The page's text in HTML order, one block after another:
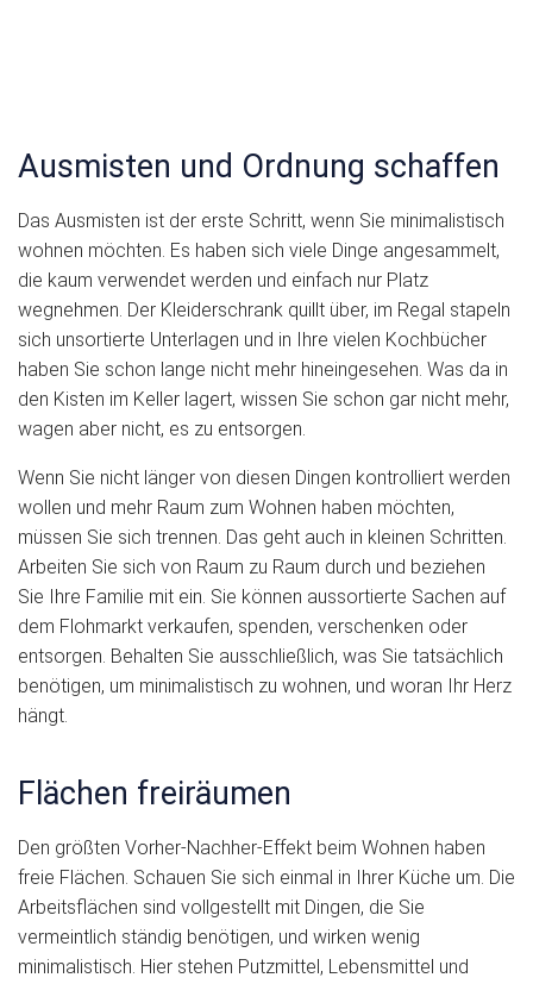
Ausmisten und Ordnung schaffen
Das Ausmisten ist der erste Schritt, wenn Sie minimalistisch
wohnen möchten. Es haben sich viele Dinge angesammelt,
die kaum verwendet werden und einfach nur Platz
wegnehmen. Der Kleiderschrank quillt über, im Regal stapeln
sich unsortierte Unterlagen und in Ihre vielen Kochbücher
haben Sie schon lange nicht mehr hineingesehen. Was da in
den Kisten im Keller lagert, wissen Sie schon gar nicht mehr,
wagen aber nicht, es zu entsorgen.
Wenn Sie nicht länger von diesen Dingen kontrolliert werden
wollen und mehr Raum zum Wohnen haben möchten,
müssen Sie sich trennen. Das geht auch in kleinen Schritten.
Arbeiten Sie sich von Raum zu Raum durch und beziehen
Sie Ihre Familie mit ein. Sie können aussortierte Sachen auf
dem Flohmarkt verkaufen, spenden, verschenken oder
entsorgen. Behalten Sie ausschließlich, was Sie tatsächlich
benötigen, um minimalistisch zu wohnen, und woran Ihr Herz
hängt.
Flächen freiräumen
Den größten Vorher-Nachher-Effekt beim Wohnen haben
freie Flächen. Schauen Sie sich einmal in Ihrer Küche um. Die
Arbeitsflächen sind vollgestellt mit Dingen, die Sie
vermeintlich ständig benötigen, und wirken wenig
minimalistisch. Hier stehen Putzmittel, Lebensmittel und